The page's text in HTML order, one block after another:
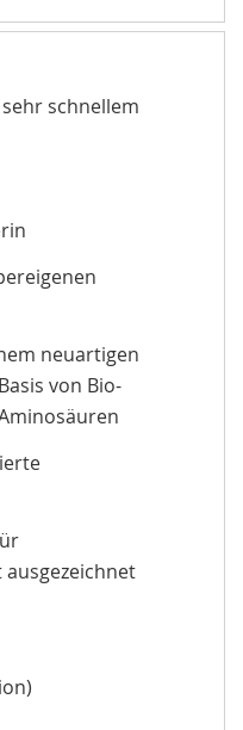
schnellem
neuartigen
von Bio-